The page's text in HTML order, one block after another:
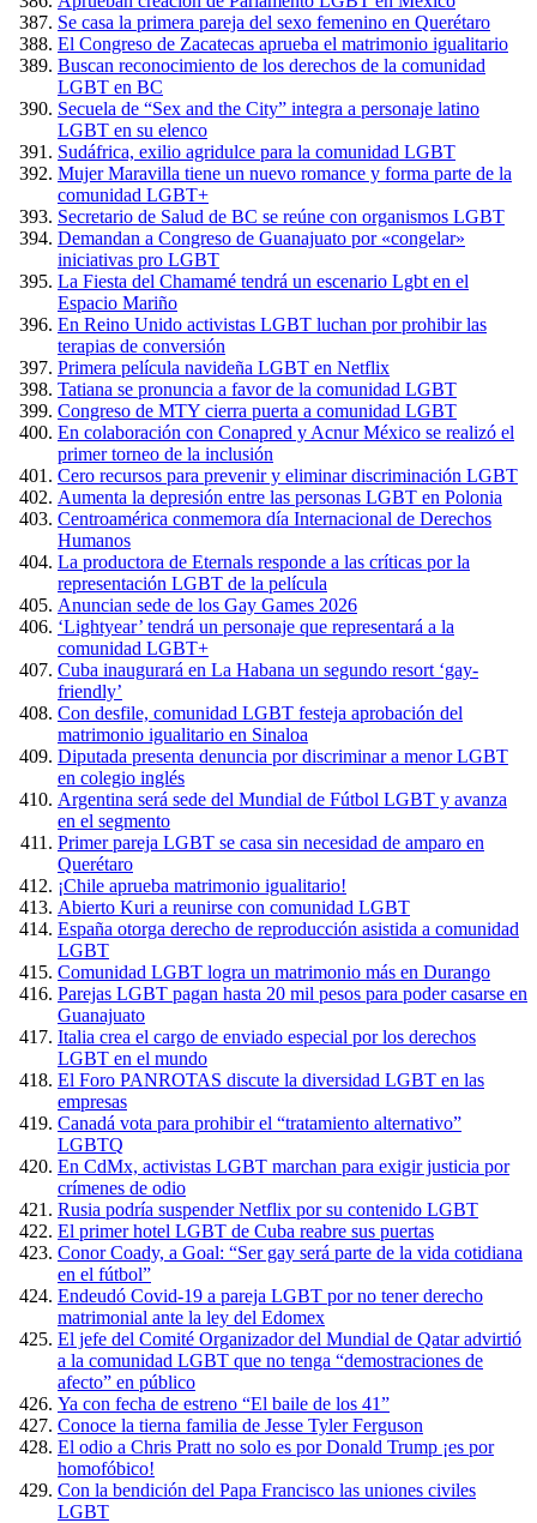
Se casa la primera pareja del sexo femenino en Querétaro
El Congreso de Zacatecas aprueba el matrimonio igualitario
Buscan reconocimiento de los derechos de la comunidad
LGBT en BC
Secuela de “Sex and the City” integra a personaje latino
LGBT en su elenco
Sudáfrica, exilio agridulce para la comunidad LGBT
Mujer Maravilla tiene un nuevo romance y forma parte de la
comunidad LGBT+
Secretario de Salud de BC se reúne con organismos LGBT
Demandan a Congreso de Guanajuato por «congelar»
iniciativas pro LGBT
La Fiesta del Chamamé tendrá un escenario Lgbt en el
Espacio Mariño
En Reino Unido activistas LGBT luchan por prohibir las
terapias de conversión
Primera película navideña LGBT en Netflix
Tatiana se pronuncia a favor de la comunidad LGBT
Congreso de MTY cierra puerta a comunidad LGBT
En colaboración con Conapred y Acnur México se realizó el
primer torneo de la inclusión
Cero recursos para prevenir y eliminar discriminación LGBT
Aumenta la depresión entre las personas LGBT en Polonia
Centroamérica conmemora día Internacional de Derechos
Humanos
La productora de Eternals responde a las críticas por la
representación LGBT de la película
Anuncian sede de los Gay Games 2026
‘Lightyear’ tendrá un personaje que representará a la
comunidad LGBT+
Cuba inaugurará en La Habana un segundo resort ‘gay-
friendly’
Con desfile, comunidad LGBT festeja aprobación del
matrimonio igualitario en Sinaloa
Diputada presenta denuncia por discriminar a menor LGBT
en colegio inglés
Argentina será sede del Mundial de Fútbol LGBT y avanza
en el segmento
Primer pareja LGBT se casa sin necesidad de amparo en
Querétaro
¡Chile aprueba matrimonio igualitario!
Abierto Kuri a reunirse con comunidad LGBT
España otorga derecho de reproducción asistida a comunidad
LGBT
Comunidad LGBT logra un matrimonio más en Durango
Parejas LGBT pagan hasta 20 mil pesos para poder casarse en
Guanajuato
Italia crea el cargo de enviado especial por los derechos
LGBT en el mundo
El Foro PANROTAS discute la diversidad LGBT en las
empresas
Canadá vota para prohibir el “tratamiento alternativo”
LGBTQ
En CdMx, activistas LGBT marchan para exigir justicia por
crímenes de odio
Rusia podría suspender Netflix por su contenido LGBT
El primer hotel LGBT de Cuba reabre sus puertas
Conor Coady, a Goal: “Ser gay será parte de la vida cotidiana
en el fútbol”
Endeudó Covid-19 a pareja LGBT por no tener derecho
matrimonial ante la ley del Edomex
El jefe del Comité Organizador del Mundial de Qatar advirtió
a la comunidad LGBT que no tenga “demostraciones de
afecto” en público
Ya con fecha de estreno “El baile de los 41”
Conoce la tierna familia de Jesse Tyler Ferguson
El odio a Chris Pratt no solo es por Donald Trump ¡es por
homofóbico!
Con la bendición del Papa Francisco las uniones civiles
LGBT